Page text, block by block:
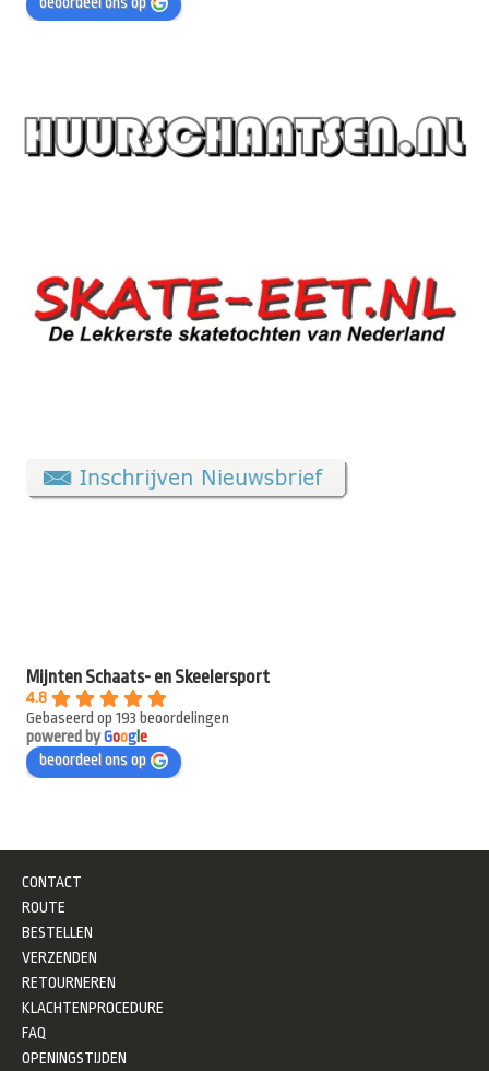
Mijnten Schaats- en Skeelersport
4.8
Gebaseerd op 193 beoordelingen
powered byGooge
beoordeel ons op
CONTACT
ROUTE
BESTELLEN
VERZENDEN
RETOURNEREN
KLACHTENPROCEDURE
FAQ
OPENINGSTIJDEN